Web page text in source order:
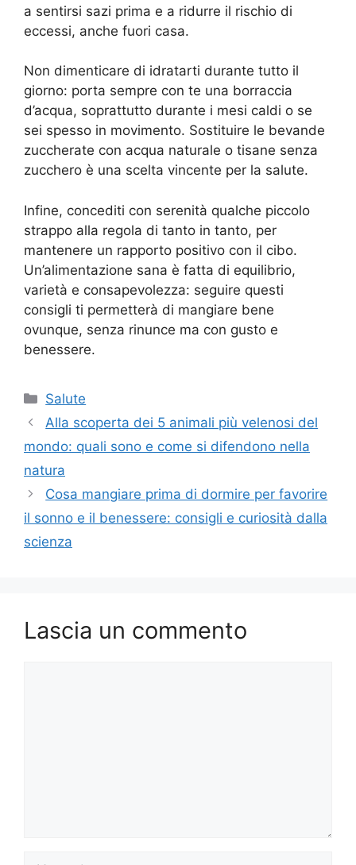
a sentirsi sazi prima e a ridurre il rischio di
eccessi, anche fuori casa.
Non dimenticare di idratarti durante tutto il
giorno: porta sempre con te una borraccia
d’acqua, soprattutto durante i mesi caldi o se
sei spesso in movimento. Sostituire le bevande
zuccherate con acqua naturale o tisane senza
zucchero è una scelta vincente per la salute.
Infine, concediti con serenità qualche piccolo
strappo alla regola di tanto in tanto, per
mantenere un rapporto positivo con il cibo.
Un’alimentazione sana è fatta di equilibrio,
varietà e consapevolezza: seguire questi
consigli ti permetterà di mangiare bene
ovunque, senza rinunce ma con gusto e
benessere.
Categorie
Salute
Alla scoperta dei 5 animali più velenosi del
mondo: quali sono e come si difendono nella
natura
Cosa mangiare prima di dormire per favorire
il sonno e il benessere: consigli e curiosità dalla
scienza
Lascia un commento